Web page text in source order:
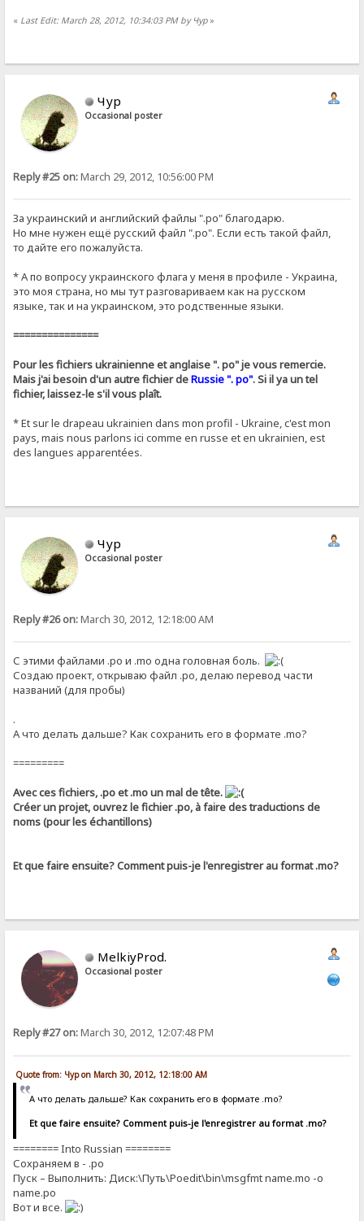
« Last Edit: March 28, 2012, 10:34:03 PM by Чур»
Чур
Occasional poster
Reply #25 on:March 29, 2012, 10:56:00 PM
За украинский и английский файлы ".po" благодарю.
Но мне нужен ещё русский файл ".po". Если есть такой файл,
то дайте его пожалуйста.
* А по вопросу украинского флага у меня в профиле - Украина,
это моя страна, но мы тут разговариваем как на русском
языке, так и на украинском, это родственные языки.
===============
Pour les fichiers ukrainienne et anglaise ". po" je vous remercie.
Mais j'ai besoin d'un autre fichier deRussie ". po". Si il ya un tel
fichier, laissez-le s'il vous plaît.
* Et sur ​​le drapeau ukrainien dans mon profil - Ukraine, c'est mon
pays, mais nous parlons ici comme en russe et en ukrainien, est
des langues apparentées.
Чур
Occasional poster
Reply #26 on:March 30, 2012, 12:18:00 AM
С этими файлами .po и .mo одна головная боль.
Создаю проект, открываю файл .po, делаю перевод части
названий (для пробы)
.
А что делать дальше? Как сохранить его в формате .mo?
=========
Avec ces fichiers, .po et .mo un mal de tête.
Créer un projet, ouvrez le fichier .po, à faire des traductions de
noms (pour les échantillons)
Et que faire ensuite? Comment puis-je l'enregistrer au format .mo?
MelkiyProd.
Occasional poster
Reply #27 on:March 30, 2012, 12:07:48 PM
Quote from: Чур on March 30, 2012, 12:18:00 AM
А что делать дальше? Как сохранить его в формате .mo?
Et que faire ensuite? Comment puis-je l'enregistrer au format .mo?
======== Into Russian ========
Сохраняем в - .po
Пуск – Выполнить: Диск:\Путь\Poedit\bin\msgfmt name.mo -o
name.po
Вот и все.